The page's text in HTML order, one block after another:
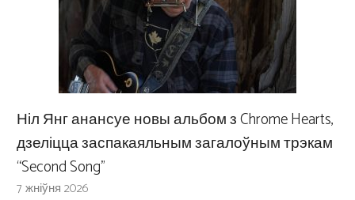
Ніл Янг анансуе новы альбом з Chrome Hearts,
дзеліцца заспакаяльным загалоўным трэкам
“Second Song”
7 жніўня 2026